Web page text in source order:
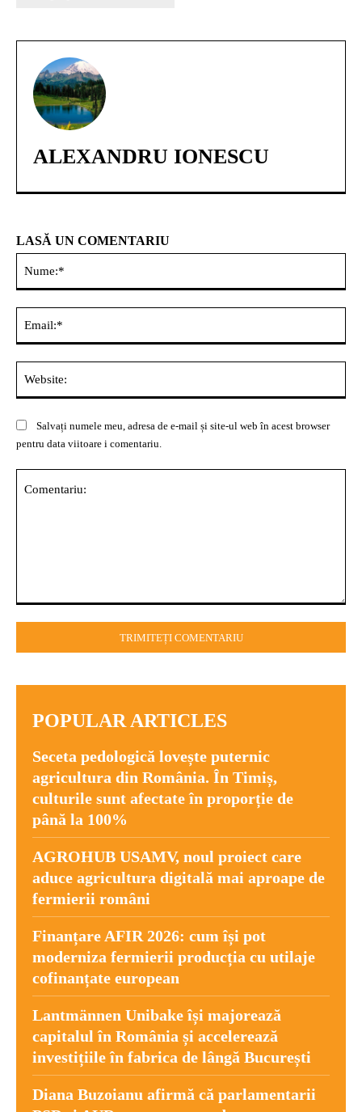
ALEXANDRU IONESCU
LASĂ UN COMENTARIU
Salvați numele meu, adresa de e-mail și site-ul web în acest browser
pentru data viitoare i comentariu.
POPULAR ARTICLES
Seceta pedologică lovește puternic
agricultura din România. În Timiș,
culturile sunt afectate în proporție de
până la 100%
AGROHUB USAMV, noul proiect care
aduce agricultura digitală mai aproape de
fermierii români
Finanțare AFIR 2026: cum își pot
moderniza fermierii producția cu utilaje
cofinanțate european
Lantmännen Unibake își majorează
capitalul în România și accelerează
investițiile în fabrica de lângă București
Diana Buzoianu afirmă că parlamentarii